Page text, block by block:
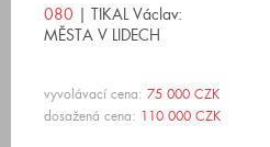
080 | TIKAL Václav:
MĚSTA V LIDECH
vyvolávací cena: 75 000 CZK
dosažená cena: 110 000 CZK